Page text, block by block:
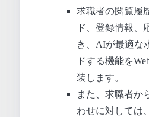
求職者の閲覧履
ド、登録情報、
き、AIが最適な
ドする機能を
装します。
また、求職者か
わせに対しては